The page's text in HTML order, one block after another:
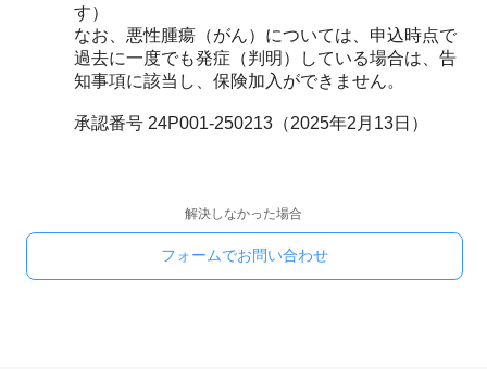
す）
なお、悪性腫瘍（がん）については、申込時点で
過去に一度でも発症（判明）している場合は、告
知事項に該当し、保険加入ができません。
承認番号 24P001-250213（2025年2月13日）
解決しなかった場合
フォームでお問い合わせ